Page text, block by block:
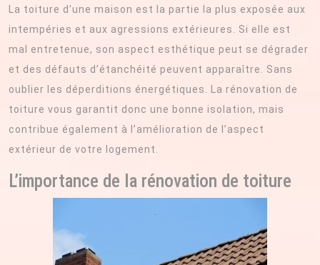
La toiture d’une maison est la partie la plus exposée aux
intempéries et aux agressions extérieures. Si elle est
mal entretenue, son aspect esthétique peut se dégrader
et des défauts d’étanchéité peuvent apparaître. Sans
oublier les déperditions énergétiques. La rénovation de
toiture vous garantit donc une bonne isolation, mais
contribue également à l’amélioration de l’aspect
extérieur de votre logement.
L’importance de la rénovation de toiture